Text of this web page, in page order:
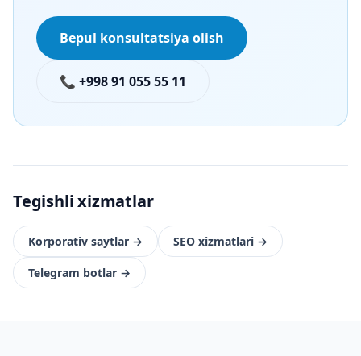
Bepul konsultatsiya olish
📞 +998 91 055 55 11
Tegishli xizmatlar
Korporativ saytlar → SEO xizmatlari →
Telegram botlar →